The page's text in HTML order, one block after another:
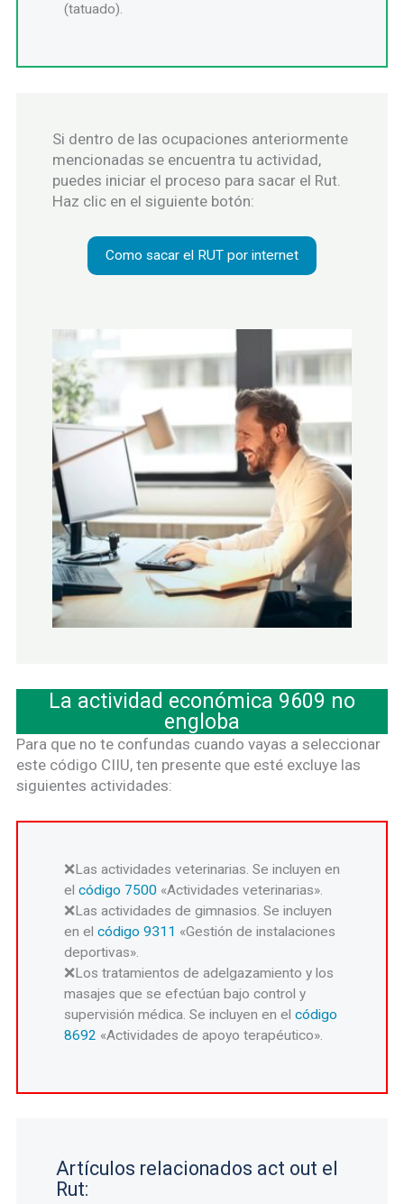
(tatuado).
Si dentro de las ocupaciones anteriormente
mencionadas se encuentra tu actividad,
puedes iniciar el proceso para sacar el Rut.
Haz clic en el siguiente botón:
Como sacar el RUT por internet
La actividad económica 9609 no
engloba
Para que no te confundas cuando vayas a seleccionar
este código CIIU, ten presente que esté excluye las
siguientes actividades:
Las actividades veterinarias. Se incluyen en
elcódigo 7500 «Actividades veterinarias».
Las actividades de gimnasios. Se incluyen
en elcódigo 9311 «Gestión de instalaciones
deportivas».
Los tratamientos de adelgazamiento y los
masajes que se efectúan bajo control y
supervisión médica. Se incluyen en elcódigo
8692 «Actividades de apoyo terapéutico».
Artículos relacionados act out el
Rut: